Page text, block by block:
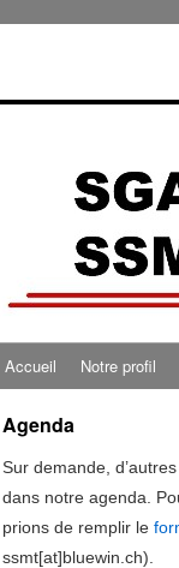
Accueil Notre profil
Agenda
Sur demande,
dans notre agenda.
prions de remplir le
ssmt[at]bluewin.ch).
4:00